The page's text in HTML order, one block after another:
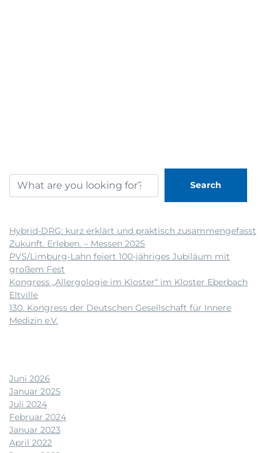
Search
Hybrid-DRG: kurz erklärt und praktisch zusammengefasst
Zukunft. Erleben. – Messen 2025
PVS/Limburg-Lahn feiert 100-jähriges Jubiläum mit
großem Fest
Kongress „Allergologie im Kloster“ im Kloster Eberbach
Eltville
130. Kongress der Deutschen Gesellschaft für Innere
Medizin e.V.
Juni 2026
Januar 2025
Juli 2024
Februar 2024
Januar 2023
April 2022